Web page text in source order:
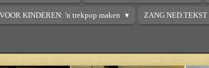
VOOR KINDEREN: 'n trekpop maken ZANG